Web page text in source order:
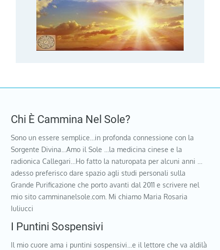
Chi È Cammina Nel Sole?
Sono un essere semplice…in profonda connessione con la
Sorgente Divina…Amo il Sole …la medicina cinese e la
radionica Callegari…Ho fatto la naturopata per alcuni anni …
adesso preferisco dare spazio agli studi personali sulla
Grande Purificazione che porto avanti dal 2011 e scrivere nel
mio sito camminanelsole.com. Mi chiamo Maria Rosaria
Iuliucci
I Puntini Sospensivi
Il mio cuore ama i puntini sospensivi…e il lettore che va aldilà